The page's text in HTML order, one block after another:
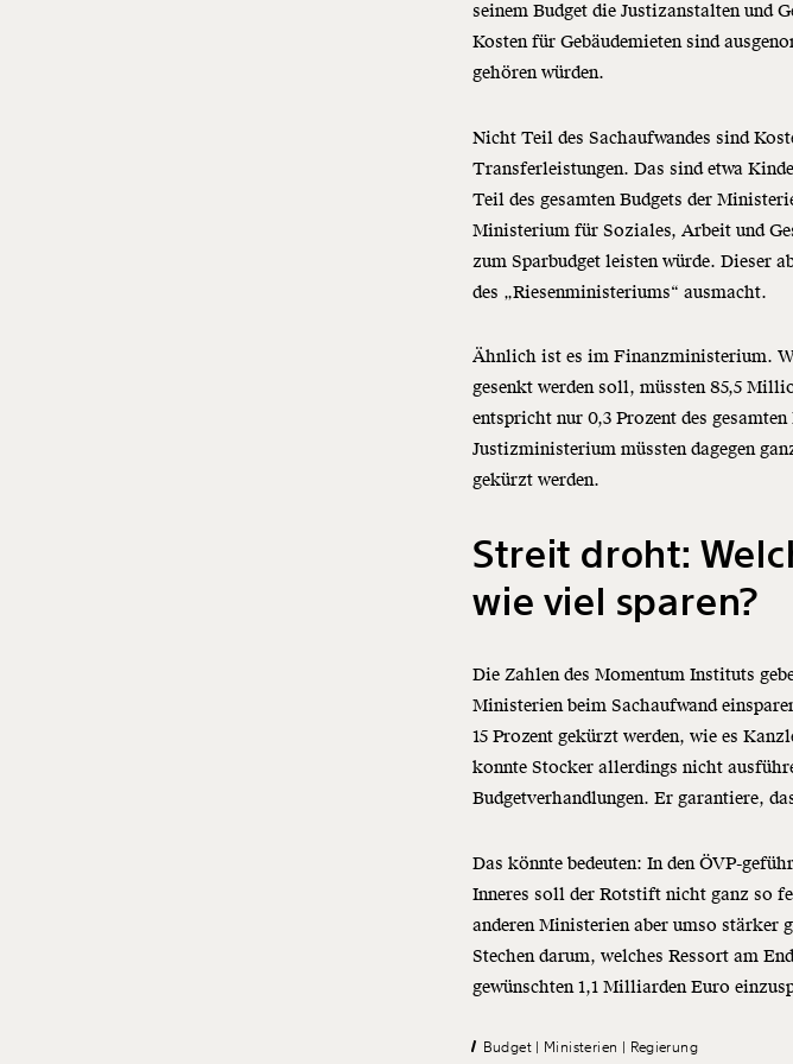
seinem Budget die Justizanstalten und
Kosten für Gebäudemieten sind
gehören würden.
Nicht Teil des Sachaufwandes sind
Transferleistungen. Das sind etwa
Teil des gesamten Budgets der
Ministerium für Soziales, Arbeit und
zum Sparbudget leisten würde. Dieser
des „Riesenministeriums“ ausmacht.
Ähnlich ist es im Finanzministerium.
gesenkt werden soll, müssten 85,5
entspricht nur 0,3 Prozent des
Justizministerium müssten dagegen
gekürzt werden.
Streit droht:
wie viel sparen?
Die Zahlen des Momentum Instituts
Ministerien beim Sachaufwand
15 Prozent gekürzt werden, wie es
konnte Stocker allerdings nicht
Budgetverhandlungen. Er garantiere,
Das könnte bedeuten: In den ÖVP-
Inneres soll der Rotstift nicht ganz so
anderen Ministerien aber umso stärker
Stechen darum, welches Ressort am
gewünschten 1,1 Milliarden Euro
Budget Ministerien Regierung